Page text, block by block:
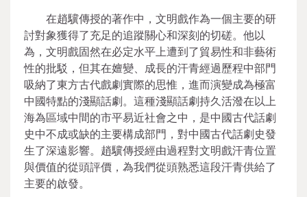
在趙驥傳授的著作中，文明戲作為一個主要的研
討對象獲得了充足的追蹤關心和深刻的切磋。他以
為，文明戲固然在必定水平上遭到了貿易性和非藝術
性的批駁，但其在嬗變、成長的汗青經過歷程中部門
吸納了東方古代戲劇實際的思惟，進而演變成為極富
中國特點的淺顯話劇。這種淺顯話劇持久活潑在以上
海為區域中間的市平易近社會之中，是中國古代話劇
史中不成或缺的主要構成部門，對中國古代話劇史發
生了深遠影響。趙驥傳授經由過程對文明戲汗青位置
與價值的從頭評價，為我們從頭熟悉這段汗青供給了
主要的啟發。